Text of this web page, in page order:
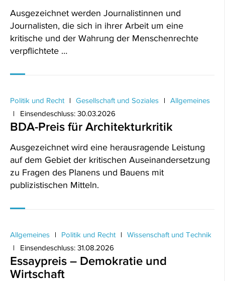
Ausgezeichnet werden Journalistinnen und
Journalisten, die sich in ihrer Arbeit um eine
kritische und der Wahrung der Menschenrechte
verpflichtete …
Politik und Recht Gesellschaft und Soziales
Allgemeines
Einsendeschluss: 30.03.2026
BDA-Preis für Architekturkritik
Ausgezeichnet wird eine herausragende Leistung
auf dem Gebiet der kritischen Auseinandersetzung
zu Fragen des Planens und Bauens mit
publizistischen Mitteln.
Allgemeines Politik und Recht
Wissenschaft und Technik
Einsendeschluss: 31.08.2026
Essaypreis – Demokratie und
Wirtschaft